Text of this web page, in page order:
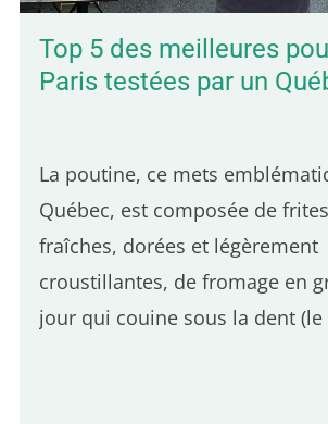
Top 5 des meilleures
Paris testées par un
La poutine, ce mets
Québec, est composée de
fraîches, dorées et légèrement
croustillantes, de fromage en
jour qui couine sous la dent
brune subtilement salée. C'est